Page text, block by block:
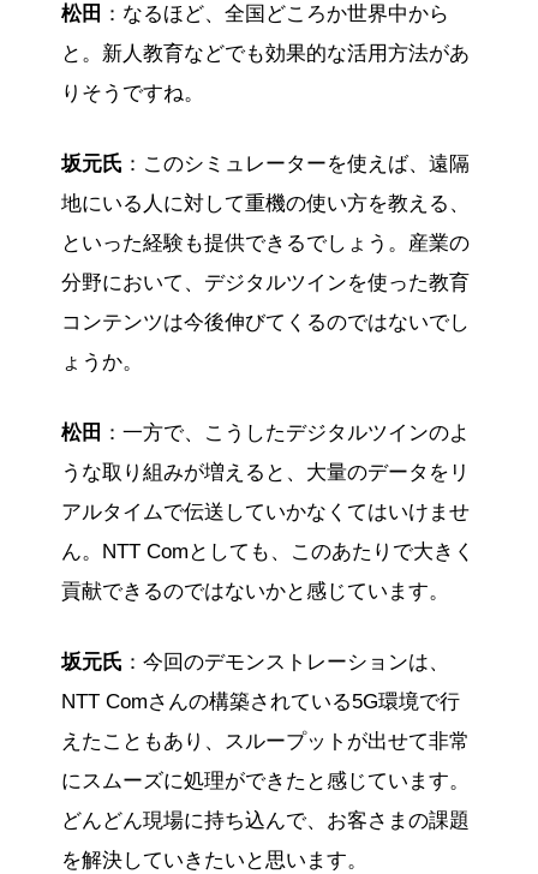
松田 ：なるほど、全国どころか世界中から
と。新人教育などでも効果的な活用方法があ
りそうですね。
坂元氏 ：このシミュレーターを使えば、遠隔
地にいる人に対して重機の使い方を教える、
といった経験も提供できるでしょう。産業の
分野において、デジタルツインを使った教育
コンテンツは今後伸びてくるのではないでし
ょうか。
松田 ：一方で、こうしたデジタルツインのよ
うな取り組みが増えると、大量のデータをリ
アルタイムで伝送していかなくてはいけませ
ん。NTT Comとしても、このあたりで大きく
貢献できるのではないかと感じています。
坂元氏 ：今回のデモンストレーションは、
NTT Comさんの構築されている5G環境で行
えたこともあり、スループットが出せて非常
にスムーズに処理ができたと感じています。
どんどん現場に持ち込んで、お客さまの課題
を解決していきたいと思います。